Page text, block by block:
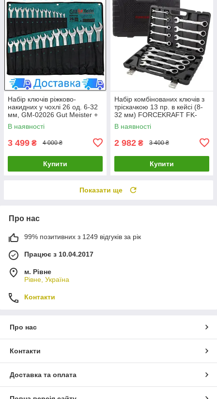
Набір ключів ріжково-
накидних у чохлі 26 од. 6-32
мм, GM-02026 Gut Meister +
БЕЗКОШТОВНА ДОСТАВКА
LuxPrice
В наявності
3 499 ₴ 4 000 ₴
Купити
Набір комбінованих ключів з
тріскачкою 13 пр. в кейсі (8-
32 мм) FORCEKRAFT FK-
10339
В наявності
2 982 ₴ 3 400 ₴
Купити
Показати ще
Про нас
99% позитивних з 1249 відгуків за рік
Працює з 10.04.2017
м. Рівне
Рівне, Україна
Контакти
Про нас
Контакти
Доставка та оплата